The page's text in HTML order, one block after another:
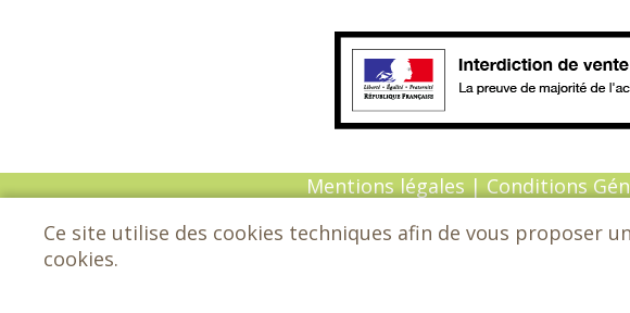
Mentions légales | Conditions
© Copyright 2026 -
Ce site utilise des cookies techniques afin de vous proposer
cookies.